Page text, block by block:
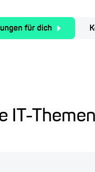
für dich
IT-